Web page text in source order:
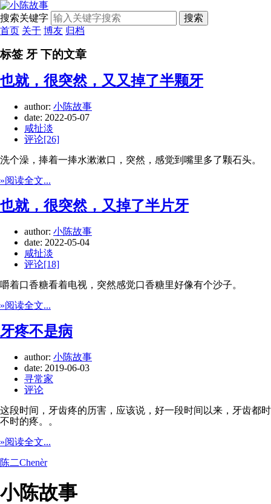
搜索关键字
搜索
首页 关于 博友 归档
标签 牙 下的文章
也就，很突然，又又掉了半颗牙
author: 小陈故事
date: 2022-05-07
咸扯淡
评论[26]
洗个澡，捧着一捧水漱漱口，突然，感觉到嘴里多了颗石头。
»阅读全文...
也就，很突然，又掉了半片牙
author: 小陈故事
date: 2022-05-04
咸扯淡
评论[18]
嚼着口香糖看着电视，突然感觉口香糖里好像有个沙子。
»阅读全文...
牙疼不是病
author: 小陈故事
date: 2019-06-03
寻常家
评论
这段时间，牙齿疼的历害，应该说，好一段时间以来，牙齿都时
不时的疼。。
»阅读全文...
陈二Chenèr
小陈故事